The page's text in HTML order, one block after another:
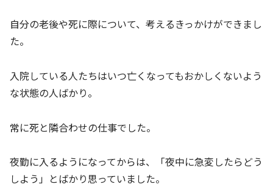
自分の老後や死に際について、考えるきっかけができまし
た。
入院している人たちはいつ亡くなってもおかしくないよう
な状態の人ばかり。
常に死と隣合わせの仕事でした。
夜勤に入るようになってからは、「夜中に急変したらどう
しよう」とばかり思っていました。